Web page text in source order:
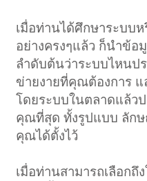
เมื่อท่านได้ศึกษาระบบห
อย่างครงๆแล้ว ก็นำข้
ลำดับต้นว่าระบบไหนป
ข่ายงายที่คุณต้องการ
โดยระบบในตลาดแล้ว
คุณที่สุด ทั้งรูปแบบ ลัก
คุณได้ตั้งไว้
เมื่อท่านสามารถเลือกถึ